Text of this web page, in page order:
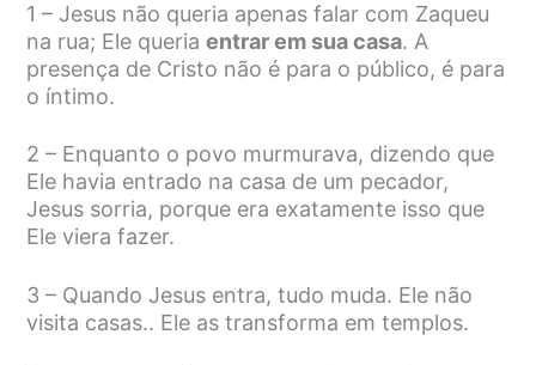
1 – Jesus não queria apenas falar com Zaqueu
na rua; Ele queria entrar em sua casa. A
presença de Cristo não é para o público, é para
o íntimo.
2 – Enquanto o povo murmurava, dizendo que
Ele havia entrado na casa de um pecador,
Jesus sorria, porque era exatamente isso que
Ele viera fazer.
3 – Quando Jesus entra, tudo muda. Ele não
visita casas.. Ele as transforma em templos.